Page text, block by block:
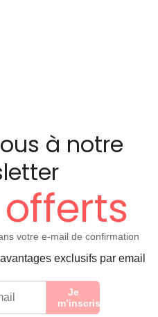
à notre
votre e-mail de confirmation
exclusifs par email
Je
m’inscris